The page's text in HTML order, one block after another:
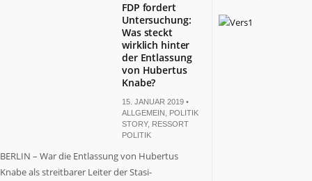
FDP fordert
Untersuchung:
Was steckt
wirklich hinter
der Entlassung
von Hubertus
Knabe?
15. JANUAR 2019 •
ALLGEMEIN
POLITIK
STORY, RESSORT
POLITIK
BERLIN – War die Entlassung von Hubertus
Knabe als streitbarer Leiter der Stasi-